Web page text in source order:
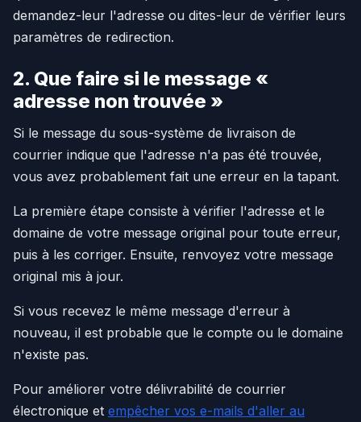
demandez-leur l'adresse ou dites-leur de vérifier leurs
paramètres de redirection.
2. Que faire si le message «
adresse non trouvée »
Si le message du sous-système de livraison de
courrier indique que l'adresse n'a pas été trouvée,
vous avez probablement fait une erreur en la tapant.
La première étape consiste à vérifier l'adresse et le
domaine de votre message original pour toute erreur,
puis à les corriger. Ensuite, renvoyez votre message
original mis à jour.
Si vous recevez le même message d'erreur à
nouveau, il est probable que le compte ou le domaine
n'existe pas.
Pour améliorer votre délivrabilité de courrier
électronique et empêcher vos e-mails d'aller au